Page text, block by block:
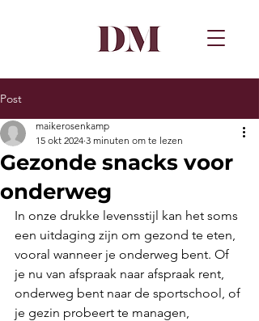
Post
Gezonde snacks voor
onderweg
maikerosenkamp
15 okt 2024 3 minuten om te lezen
In onze drukke levensstijl kan het soms
een uitdaging zijn om gezond te eten,
vooral wanneer je onderweg bent. Of
je nu van afspraak naar afspraak rent,
onderweg bent naar de sportschool, of
je gezin probeert te managen,